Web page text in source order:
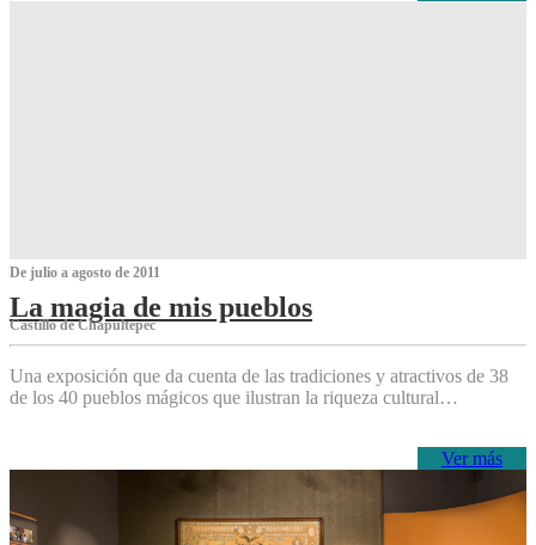
De julio a agosto de 2011
La magia de mis pueblos
Castillo de Chapultepec
Una exposición que da cuenta de las tradiciones y atractivos de 38
de los 40 pueblos mágicos que ilustran la riqueza cultural…
Ver más